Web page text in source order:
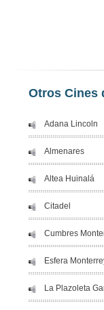
Otros Cines
Adana Lincoln
Almenares
Altea Huinalá
Citadel
Cumbres
Esfera
La Plazoleta